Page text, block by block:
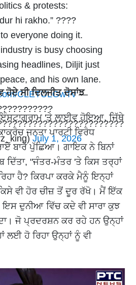
& protests:
hi rakho.” ????
everyone doing it.
is busy choosing
headlines, Diljit just
and his own lane.
CLETULGwTv—
July 1, 2026
ਹੋਏ ਸੀ ਦਿਲਜੀਤ ਦੋਸਾਂਝ
ਇੰਸਟਾਗ੍ਰਾਮ 'ਤੇ ਲਾਈਵ ਹੋਇਆ, ਜਿੱਥੇ
ਜਨਤਾ ਪਾਰਟੀ ਵਿਰੋਧ
ਬਾਰੇ ਪੁੱਛਿਆ। ਗਾਇਕ ਨੇ ਬਿਨਾਂ
ਦਿੱਤਾ, "ਜੰਤਰ-ਮੰਤਰ 'ਤੇ ਕਿਸ ਤਰ੍ਹਾਂ
ਹੈ? ਕਿਰਪਾ ਕਰਕੇ ਮੈਨੂੰ ਇਨ੍ਹਾਂ
ਵੀ ਹੋਰ ਚੀਜ਼ ਤੋਂ ਦੂਰ ਰੱਖੋ। ਮੈਂ ਇੱਕ
ਇਸ ਦੁਨੀਆ ਵਿੱਚ ਕਦੇ ਵੀ ਸਾਰਾ ਕੁਝ
ਜੋ ਪ੍ਰਦਰਸ਼ਨ ਕਰ ਰਹੇ ਹਨ ਉਨ੍ਹਾਂ
ਲਈ ਹੋ ਰਿਹਾ ਉਨ੍ਹਾਂ ਨੂੰ ਵੀ